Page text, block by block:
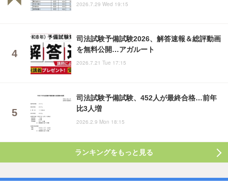
2026.7.29 Wed 19:15
司法試験予備試験2026、解答速報＆総評動画
を無料公開…アガルート
2026.7.21 Tue 17:15
司法試験予備試験、452人が最終合格…前年
比3人増
2026.2.9 Mon 18:15
ランキングをもっと見る